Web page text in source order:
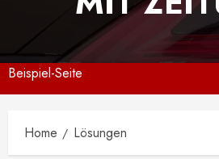
Beispiel-Seite
Home Lösungen